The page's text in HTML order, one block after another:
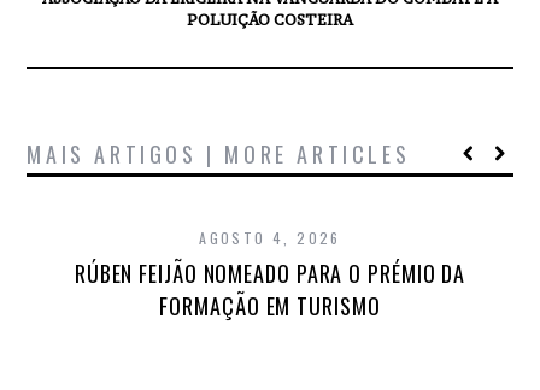
POLUIÇÃO COSTEIRA
MAIS ARTIGOS | MORE ARTICLES
AGOSTO 4, 2026
RÚBEN FEIJÃO NOMEADO PARA O PRÉMIO DA
FORMAÇÃO EM TURISMO